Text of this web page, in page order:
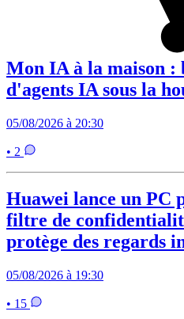
Mon IA à la maison :
d'agents IA sous la
05/08/2026 à 20:30
• 2
Huawei lance un PC
filtre de
protège des regards
05/08/2026 à 19:30
• 15